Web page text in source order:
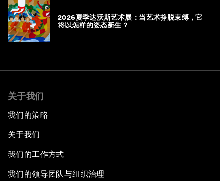
2026夏季达沃斯艺术展：当艺术挣脱束缚，它
将以怎样的姿态新生？
关于我们
我们的策略
关于我们
我们的工作方式
我们的领导团队与组织治理